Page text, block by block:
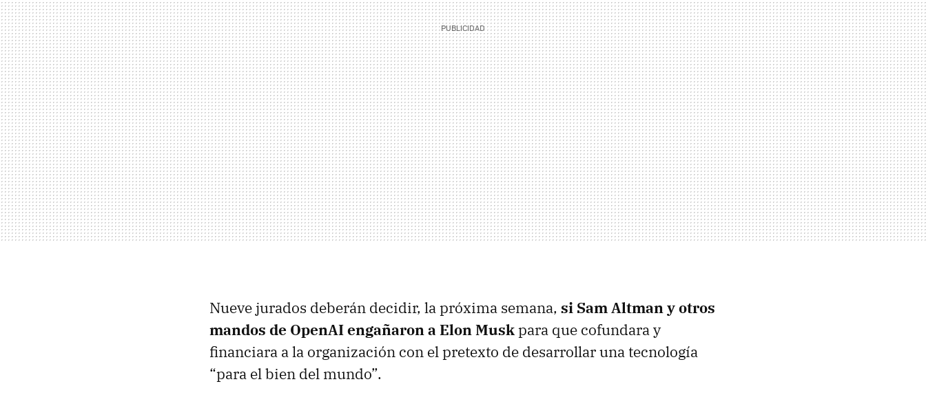
Nueve jurados deberán decidir, la próxima semana, si Sam Altman y otros
mandos de OpenAI engañaron a Elon Muskpara que cofundara y
financiara a la organización con el pretexto de desarrollar una tecnología
“para el bien del mundo”.